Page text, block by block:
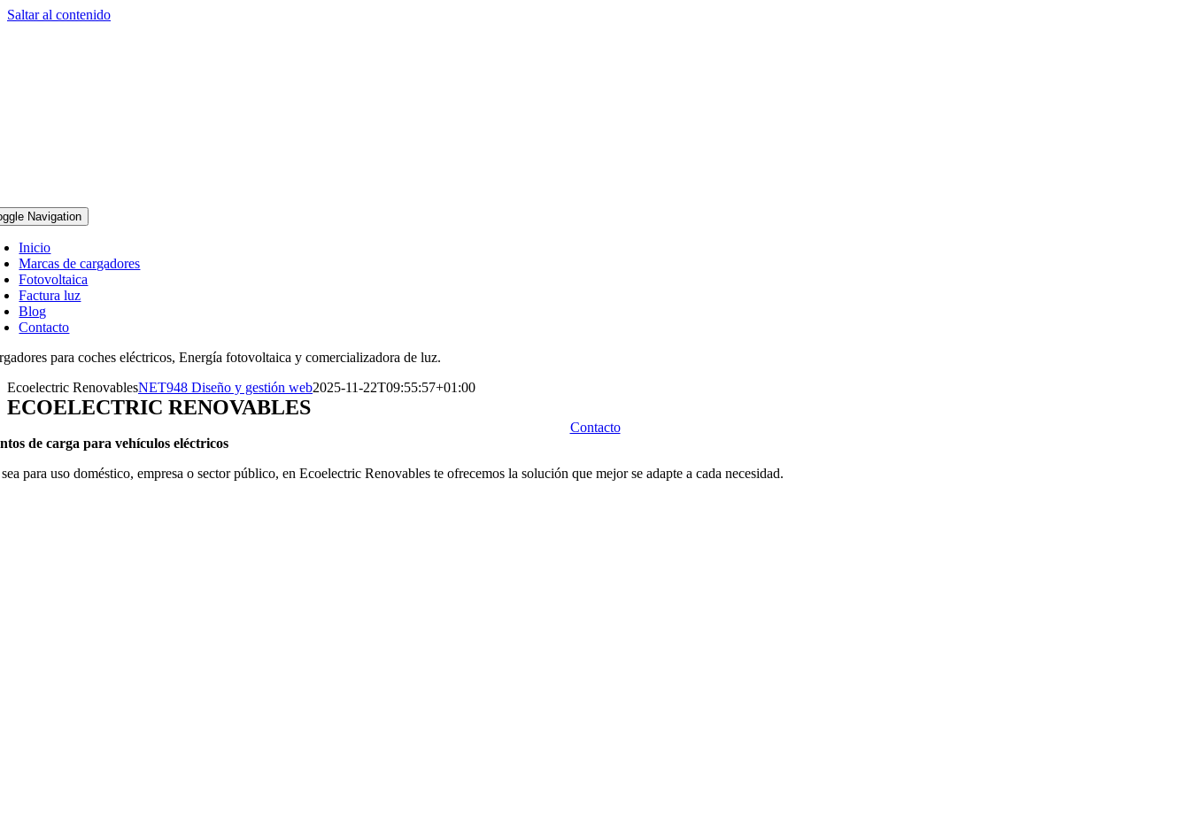
Saltar al contenido
Navigation
Inicio
Marcas de cargadores
Fotovoltaica
Factura luz
Blog
Contacto
para coches eléctricos, Energía fotovoltaica y comercializadora de luz.
Ecoelectric RenovablesNET948 Diseño y gestión web2025-11-22T09:55:57+01:00
ECOELECTRIC RENOVABLES
Contacto
de carga para vehículos eléctricos
para uso doméstico, empresa o sector público, en Ecoelectric Renovables te ofrecemos la solución que mejor se adapte a cada necesidad.